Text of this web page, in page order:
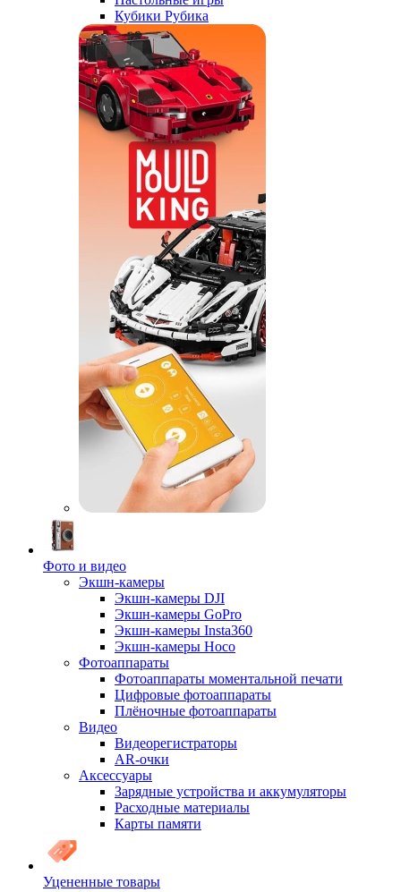
Кубики Рубика
Фото и видео
Экшн-камеры
Экшн-камеры DJI
Экшн-камеры GoPro
Экшн-камеры Insta360
Экшн-камеры Hoco
Фотоаппараты
Фотоаппараты моментальной печати
Цифровые фотоаппараты
Плёночные фотоаппараты
Видео
Видеорегистраторы
AR-очки
Аксессуары
Зарядные устройства и аккумуляторы
Расходные материалы
Карты памяти
Уцененные товары